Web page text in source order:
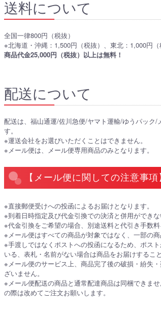
送料について
全国一律800円（税抜）
※北海道・沖縄：1,500円（税抜）、東北：1,000円（
商品代金25,000円（税抜）以上は無料！
配送について
配送は、福山通運/佐川急便/ヤマト運輸/ゆうパック/
す。
※運送会社をお選びいただくことはできません。
※メール便は、メール便専用商品のみとなります。
【メール便に関しての注意事項
※直接郵便受けへの投函によるお届けとなります。
※到着日時指定及び代金引換での決済と併用ができな
※代金引換をご希望の場合、別途送料と代引き手数料
※メール便はすべての商品が対象ではなく、一部の商
※手渡しではなくポストへの投函になるため、ポス
いる、表札・名前がない場合は商品をお届けするこ
※メール便のサービス上、商品完了後の破損・紛失
ざいません。
※メール便配送の商品と通常配達商品は同梱できま
の際は改めてご注文お願いします。